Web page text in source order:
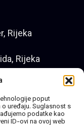
poput
uređaju. Suglasnost s
podatke kao
ID-ovi na ovoj web
Rijeka
Rijeka